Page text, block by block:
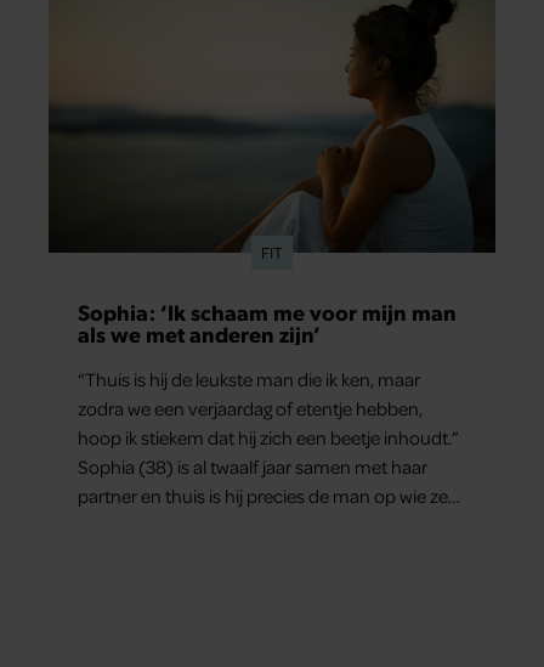
FIT
Sophia: ‘Ik schaam me voor mijn man
als we met anderen zijn’
“Thuis is hij de leukste man die ik ken, maar
zodra we een verjaardag of etentje hebben,
hoop ik stiekem dat hij zich een beetje inhoudt.”
Sophia (38) is al twaalf jaar samen met haar
partner en thuis is hij precies de man op wie ze